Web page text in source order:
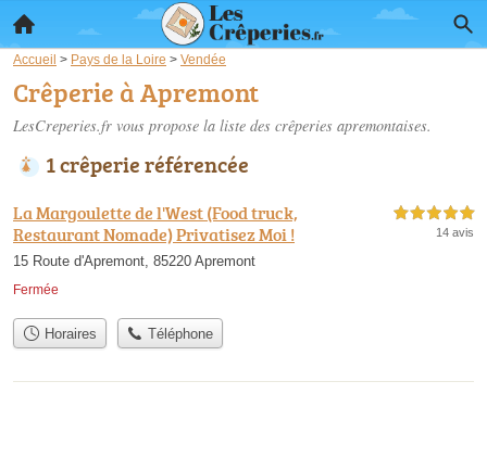
Accueil > Pays de la Loire > Vendée
Crêperie à Apremont
LesCreperies.fr vous propose la liste des crêperies apremontaises.
1 crêperie référencée
La Margoulette de l'West (Food truck,
Restaurant Nomade) Privatisez Moi !
15 Route d'Apremont, 85220 Apremont
Fermée
5,0 étoiles sur 5
14 avis
Horaires Téléphone